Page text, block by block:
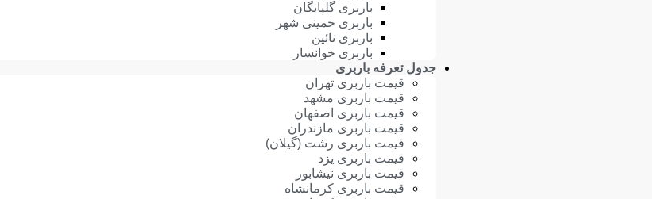
باربری گلپایگان
باربری خمینی شهر
باربری نائین
باربری خوانسار
جدول تعرفه باربری
قیمت باربری تهران
قیمت باربری مشهد
قیمت باربری اصفهان
قیمت باربری مازندران
قیمت باربری رشت (گیلان)
قیمت باربری یزد
قیمت باربری نیشابور
قیمت باربری کرمانشاه